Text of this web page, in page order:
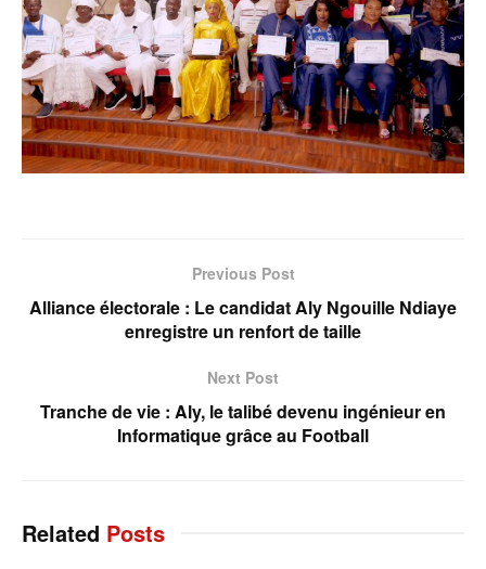
Previous Post
Alliance électorale : Le candidat Aly Ngouille Ndiaye
enregistre un renfort de taille
Next Post
Tranche de vie : Aly, le talibé devenu ingénieur en
Informatique grâce au Football
Related Posts